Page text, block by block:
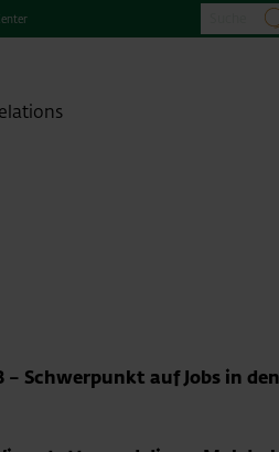
Schwerpunkt auf Jobs in